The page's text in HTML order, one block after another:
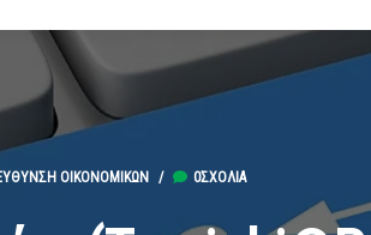
ΟΙΚΟΝΟΜΙΚΏΝ / 0ΣΧΌΛΙΑ